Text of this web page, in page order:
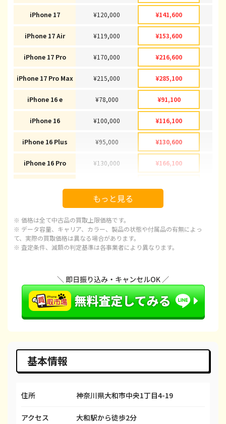
iPhone 17
iPhone 17 Air
iPhone 17 Pro
iPhone 17 Pro Max
iPhone 16 e
iPhone 16
iPhone 16 Plus
iPhone 16 Pro
iPhone 15 Plus
iPhone 15 Pro
iPhone 14 Plus
iPhone 14
iPhone 14 Pro Max
iPhone SE 3
iPhone 13
iPhone 13 mini
¥120,000
¥119,000
¥170,000
¥215,000
¥78,000
¥100,000
¥95,000
¥130,000
¥72,000
¥68,000
¥95,000
¥55,000
¥22,000
¥33,000
¥33,000
¥141,600
¥153,600
¥216,600
¥285,100
¥91,100
¥116,100
¥130,600
¥166,100
¥92,100
¥97,100
¥120,100
¥66,600
¥29,600
¥58,100
もっと見る
※ 価格は全て中古品の買取上限価格です。
※ データ容量、キャリア、カラー、製品の状態や付属品の有無によっ
て、実際の買取価格は異なる場合があります。
※ 査定条件、減額の判定基準は各事業者により異なります。
基本情報
住所 神奈川県大和市中央1丁目4-19
アクセス 大和駅から徒歩2分